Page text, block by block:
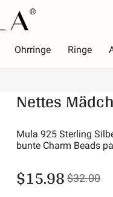
Ohrringe Ringe
Nettes
Mula 925 Sterling
bunte Charm Beads
$15.98 $32.00